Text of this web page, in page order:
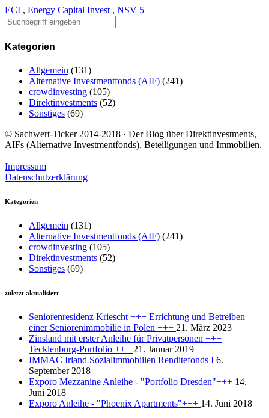
ECI , Energy Capital Invest, NSV 5
Kategorien
Allgemein (131)
Alternative Investmentfonds (AIF) (241)
crowdinvesting (105)
Direktinvestments (52)
Sonstiges (69)
© Sachwert-Ticker 2014-2018 · Der Blog über Direktinvestments,
AIFs (Alternative Investmentfonds), Beteiligungen und Immobilien.
Impressum
Datenschutzerklärung
Kategorien
Allgemein (131)
Alternative Investmentfonds (AIF) (241)
crowdinvesting (105)
Direktinvestments (52)
Sonstiges (69)
zuletzt aktualisiert
Seniorenresidenz Kriescht +++ Errichtung und Betreiben
einer Seniorenimmobilie in Polen +++ 21. März 2023
Zinsland mit erster Anleihe für Privatpersonen +++
Tecklenburg-Portfolio +++ 21. Januar 2019
IMMAC Irland Sozialimmobilien Renditefonds I 6.
September 2018
Exporo Mezzanine Anleihe - "Portfolio Dresden"+++ 14.
Juni 2018
Exporo Anleihe - "Phoenix Apartments"+++ 14. Juni 2018